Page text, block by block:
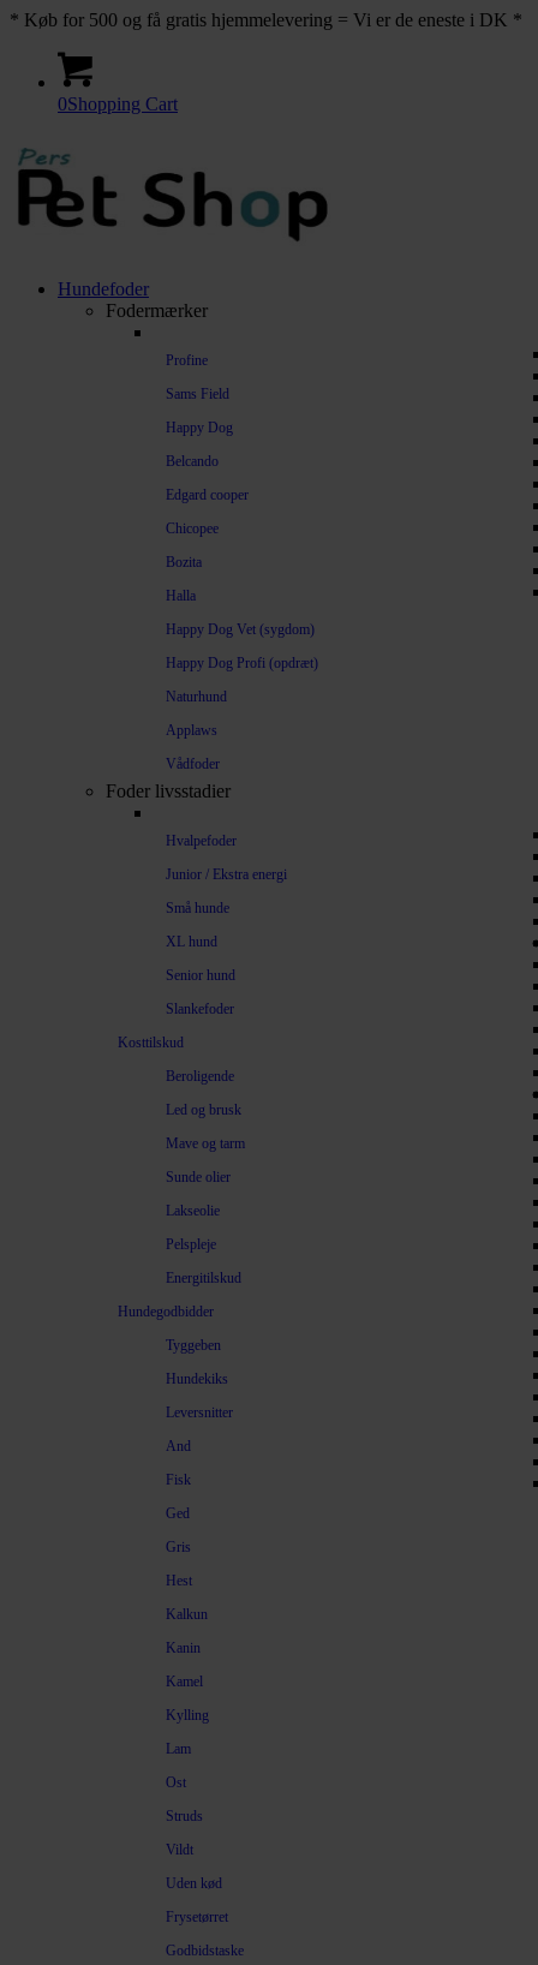
* Køb for 500 og få gratis hjemmelevering = Vi er de eneste i DK *
0Shopping Cart
Hundefoder
Fodermærker
Profine
Sams Field
Happy Dog
Belcando
Edgard cooper
Chicopee
Bozita
Halla
Happy Dog Vet (sygdom)
Happy Dog Profi (opdræt)
Naturhund
Applaws
Vådfoder
Foder livsstadier
Hvalpefoder
Junior / Ekstra energi
Små hunde
XL hund
Senior hund
Slankefoder
Kosttilskud
Beroligende
Led og brusk
Mave og tarm
Sunde olier
Lakseolie
Pelspleje
Energitilskud
Hundegodbidder
Tyggeben
Hundekiks
Leversnitter
And
Fisk
Ged
Gris
Hest
Kalkun
Kanin
Kamel
Kylling
Lam
Ost
Struds
Vildt
Uden kød
Frysetørret
Godbidstaske